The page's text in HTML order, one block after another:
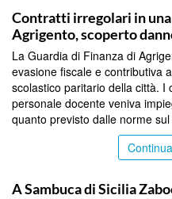
Contratti irregolari in
Agrigento, scoperto
La Guardia di Finanza di
evasione fiscale e contributiva
scolastico paritario della città. I
personale docente veniva
quanto previsto dalle norme sul
A Sambuca di Sicilia